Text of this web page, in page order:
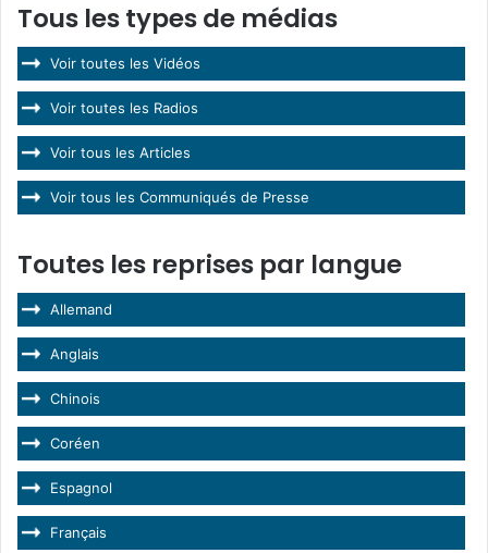
Tous les types de médias
Voir toutes les Vidéos
Voir toutes les Radios
Voir tous les Articles
Voir tous les Communiqués de Presse
Toutes les reprises par langue
Allemand
Anglais
Chinois
Coréen
Espagnol
Français